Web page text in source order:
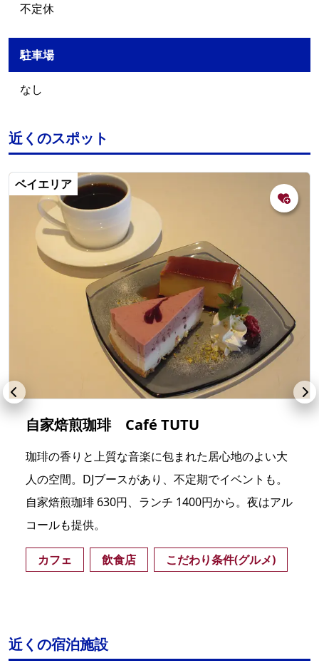
不定休
駐車場
なし
近くのスポット
ベイエリア
自家焙煎珈琲 Café TUTU
珈琲の香りと上質な音楽に包まれた居心地のよい大
人の空間。DJブースがあり、不定期でイベントも。
自家焙煎珈琲 630円、ランチ 1400円から。夜はアル
コールも提供。
カフェ 飲食店 こだわり条件(グルメ)
近くの宿泊施設